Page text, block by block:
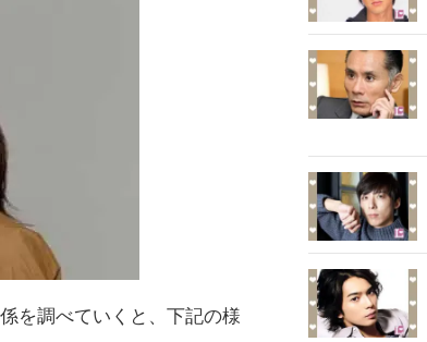
を調べていくと、下記の様